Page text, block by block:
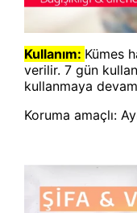
Kullanım: Kümes
verilir. 7 gün
kullanmaya
Koruma amaçlı: